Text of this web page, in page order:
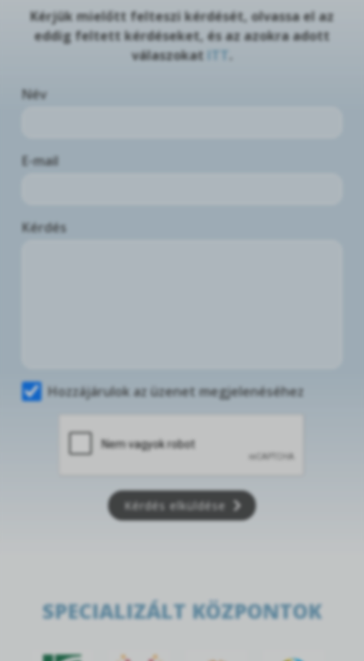
Kérjük mielőtt felteszi kérdését, olvassa el az
eddig feltett kérdéseket, és az azokra adott
válaszokat
Név
E-mail
Kérdés
Hozzájárulok az üzenet megjelenéséhez
Kérdés elküldése
SPECIALIZÁLT KÖZPONTOK